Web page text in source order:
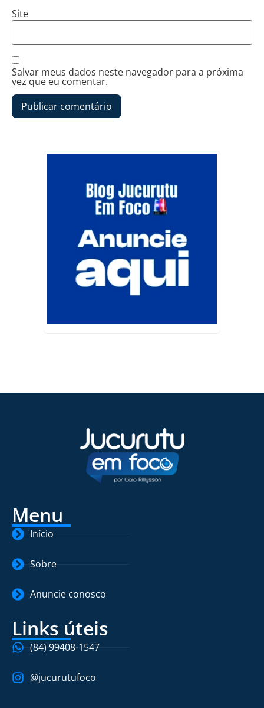
Site
Salvar meus dados neste navegador para a próxima
vez que eu comentar.
Menu
Início
Sobre
Anuncie conosco
Links úteis
(84) 99408-1547
@jucurutufoco